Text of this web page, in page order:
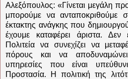
Αλεξόπουλος: «Γίνεται μεγάλη
μπορούμε να ανταποκριθούμε
έκτακτης ανάγκης που
έχουμε καταφέρει άριστα.
Πολιτεία να συνεχίζει να
πόρους και να
υπηρεσίες που είναι
Προστασία. Η πολιτική της